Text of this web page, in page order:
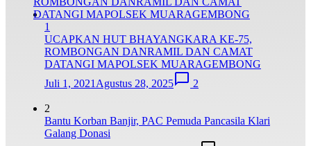
1
UCAPKAN HUT BHAYANGKARA KE-75,
ROMBONGAN DANRAMIL DAN CAMAT
DATANGI MAPOLSEK MUARAGEMBONG
Juli 1, 2021Agustus 28, 2025 2
2
Bantu Korban Banjir, PAC Pemuda Pancasila Klari
Galang Donasi